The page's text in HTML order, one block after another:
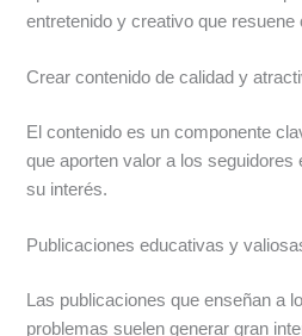
entretenido y creativo que resuene
Crear contenido de calidad y
El contenido es un componente
que aporten valor a los
su interés.
Publicaciones educativas y
Las publicaciones que enseñan a
problemas suelen generar gran